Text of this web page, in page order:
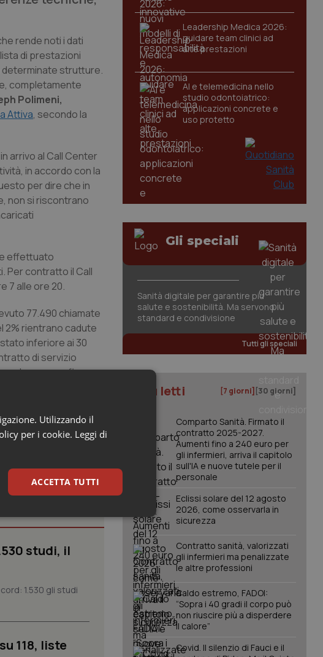
rende noti i dati
di prestazioni
determinate strutture.
completamente
Polimeni,
Attiva, secondo la
arrivo al Call Center
in accordo con la
per dire che in
non si riscontrano
effettuato
Per contratto il Call
7 alle ore 20.
77.490 chiamate
2% rientrano cadute
inferiore ai 30
di servizio
rendono superfluo
studi, il
1.530 gli studi
118, liste
Leadership Medica 2026:
guidare team clinici ad
alte prestazioni
AI e telemedicina nello
studio odontoiatrico:
applicazioni concrete e
uso protetto
Gli speciali
Sanità digitale per garantire più
salute e sostenibilità. Ma servono
standard e condivisione
Tutti gli speciali
I più letti [7 giorni] [30 giorni]
Comparto Sanità. Firmato il
contratto 2025-2027.
Aumenti fino a 240 euro per
gli infermieri, arriva il capitolo
sull'IA e nuove tutele per il
personale
Eclissi solare del 12 agosto
2026, come osservarla in
sicurezza
Contratto sanità, valorizzati
gli infermieri ma penalizzate
le altre professioni
Caldo estremo, FADOI:
“Sopra i 40 gradi il corpo può
non riuscire più a disperdere
il calore”
Covid. Il silenzio di Fauci e il
Utilizzando il
per i cookie. Leggi di
ACCETTA TUTTI
Marketing
questi cookie.